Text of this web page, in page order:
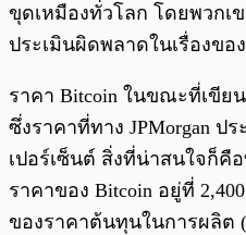
ขุดเหมืองทั่วโลก โดยพวกเ
ประเมินผิดพลาดในเรื่องข
ราคา Bitcoin ในขณะที่เขีย
ซึ่งราคาที่ทาง JPMorgan ป
เปอร์เซ็นต์ สิ่งที่น่าสนใจก็คื
ราคาของ Bitcoin อยู่ที่
ของราคาต้นทุนในการผลิต (